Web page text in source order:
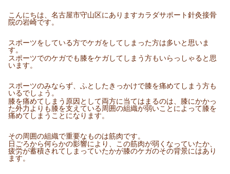
こんにちは、名古屋市守山区にありますカラダサポート針灸接骨
院の岩崎です。
スポーツをしている方でケガをしてしまった方は多いと思いま
す。
スポーツでのケガでも膝をケガしてしまう方もいらっしゃると思
います。
スポーツのみならず、ふとしたきっかけで膝を痛めてしまう方も
いるでしょう。
膝を痛めてしまう原因として両方に当てはまるのは、膝にかかっ
た外力よりも膝を支えている周囲の組織が弱いことによって膝を
痛めてしまうことになります。
その周囲の組織で重要なものは筋肉です。
日ごろから何らかの影響により、この筋肉が弱くなっていたか、
疲労が蓄積されてしまっていたかが膝のケガのその背景にはあり
ます。